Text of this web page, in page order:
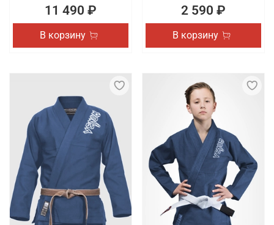
11 490 ₽
В корзину
2 590 ₽
В корзину